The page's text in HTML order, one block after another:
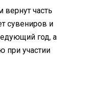
вернут часть
сувениров и
год, а
при участии